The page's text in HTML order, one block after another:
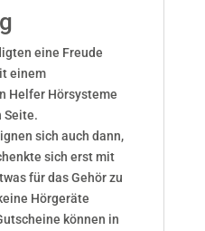
eine Freude
einem
Helfer Hörsysteme
Seite.
sich auch dann,
sich erst mit
für das Gehör zu
Hörgeräte
können in